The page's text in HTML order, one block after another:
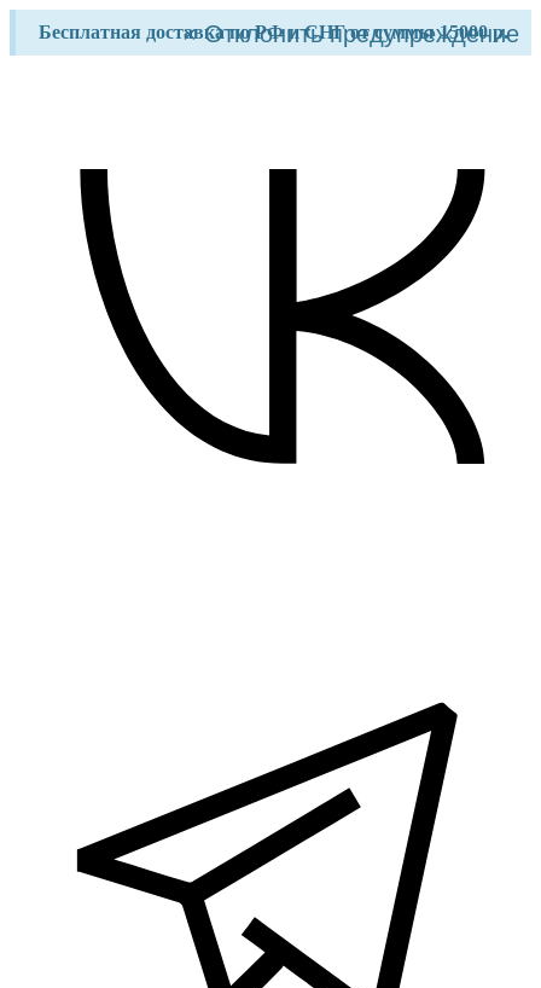
содержимому
Бесплатная доставка по РФ и СНГ от суммы 15000 р.
× Отклонить предупреждение